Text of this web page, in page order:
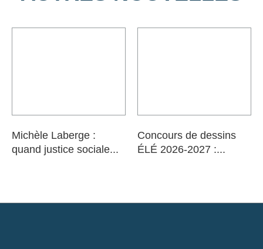
Michèle Laberge :
quand justice sociale...
Concours de dessins
ÉLÉ 2026-2027 :...